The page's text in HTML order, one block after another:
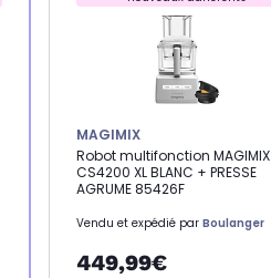
MAGIMIX
Robot multifonction MAGIMIX
CS4200 XL BLANC + PRESSE
AGRUME 85426F
Vendu et expédié par Boulanger
449,99€